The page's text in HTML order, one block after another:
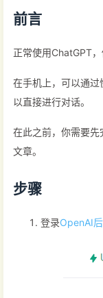
前言
正常使用ChatGPT
在手机上，可以通
以直接进行对话。
在此之前，你需要
文章。
步骤
登录OpenAI